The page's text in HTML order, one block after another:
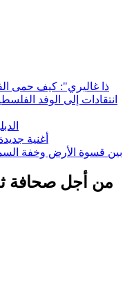
"ذا غاليري": كيف حمى
انتقادات إلى الوفد
أغنية
بين قسوة الأرض وخفة
من أجل صحافة